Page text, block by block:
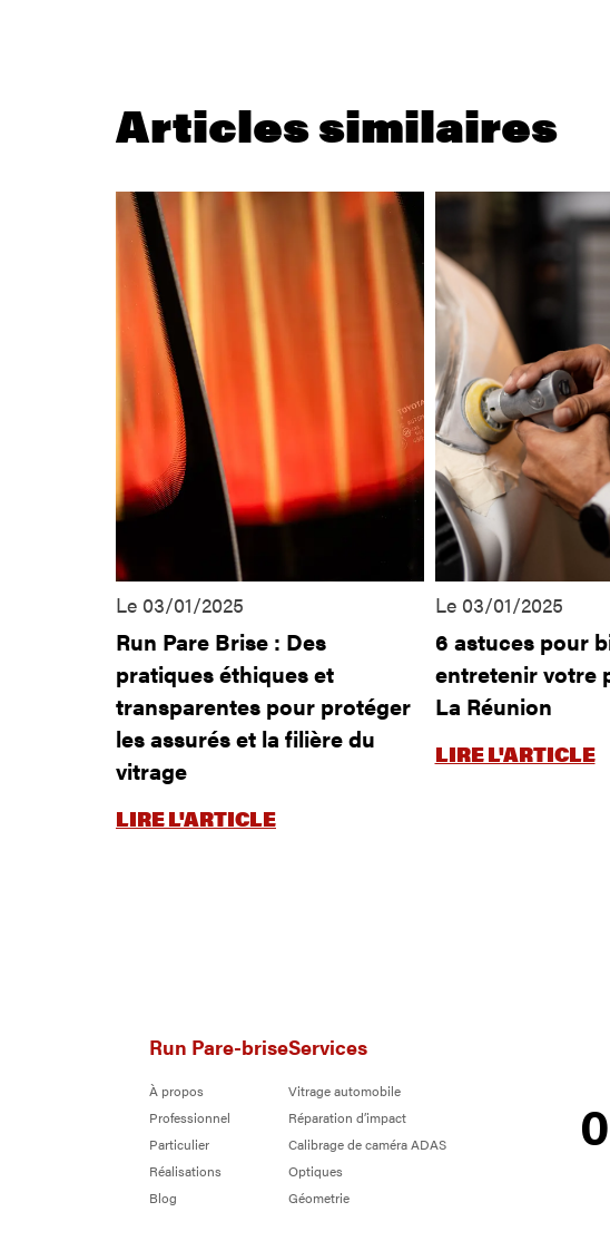
Articles similaires
Le 03/01/2025
Run Pare Brise : Des
pratiques éthiques et
transparentes pour protéger
les assurés et la filière du
vitrage
LIRE L'ARTICLE
Le 03/01/2025
6 astuces pour
entretenir votre
La Réunion
LIRE L'ARTICLE
Run Pare-brise
À propos
Professionnel
Particulier
Réalisations
Blog
Services
Vitrage automobile
Réparation d’impact
Calibrage de caméra ADAS
Optiques
Géometrie